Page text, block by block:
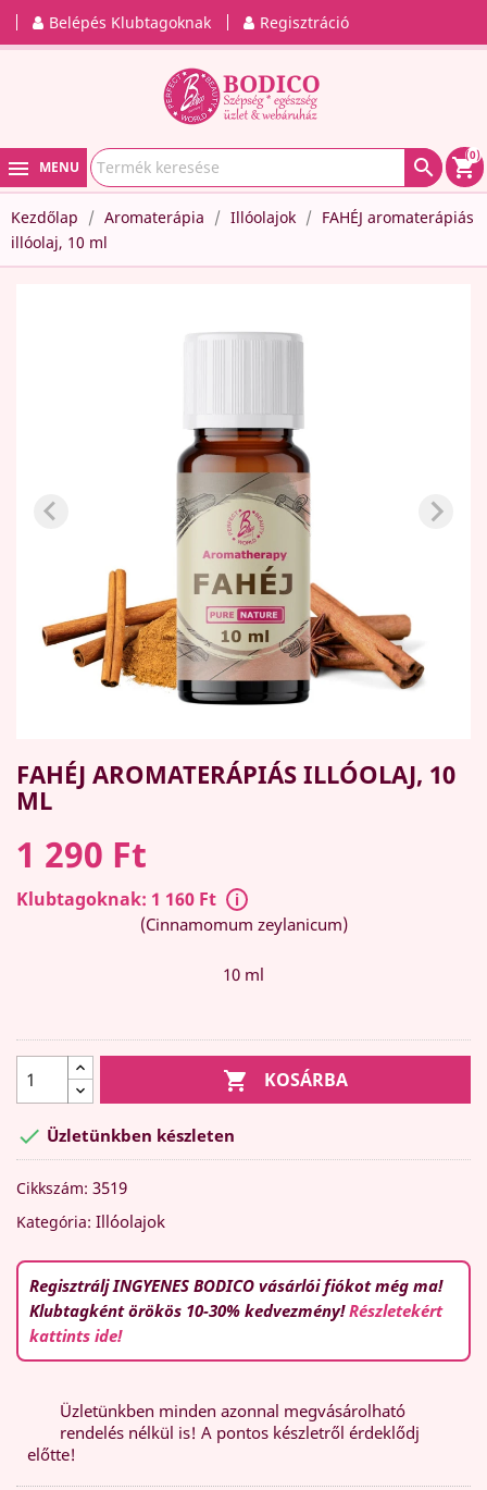
Belépés Klubtagoknak Regisztráció
MENU  shopping_cart
(0)
Kezdőlap Aromaterápia Illóolajok
FAHÉJ aromaterápiás
illóolaj, 10 ml
FAHÉJ AROMATERÁPIÁS ILLÓOLAJ, 10
ML
1 290 Ft
Klubtagoknak: 1 160 Ft
(Cinnamomum zeylanicum)
10 ml
 KOSÁRBA
 Üzletünkben készleten
Cikkszám: 3519
Kategória: Illóolajok
Regisztrálj INGYENES BODICO vásárlói fiókot még ma!
Klubtagként örökös 10-30% kedvezmény!Részletekért
kattints ide!
Üzletünkben minden azonnal megvásárolható
rendelés nélkül is! A pontos készletről érdeklődj
előtte!